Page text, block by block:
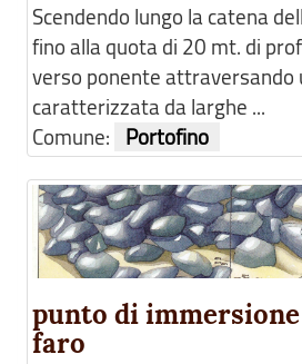
Scendendo lungo la catena
fino alla quota di 20 mt. di
verso ponente attraversando
caratterizzata da larghe ...
Comune:
Portofino
punto di
faro